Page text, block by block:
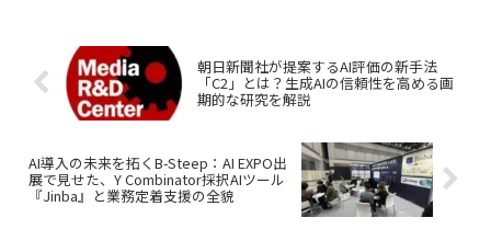
Lab編集部としては、その具体的な取り組
みに注目しています。
朝日新聞社が提案するAI評価の新手法
「C2」とは？生成AIの信頼性を高める画
期的な研究を解説
AI導入の未来を拓くB-Steep：AI EXPO出
展で見せた、Y Combinator採択AIツール
『Jinba』と業務定着支援の全貌